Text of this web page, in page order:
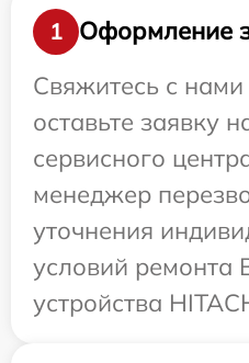
1
Оформление
Свяжитесь с
оставьте заявку
сервисного
менеджер
уточнения
условий ремонта
устройства